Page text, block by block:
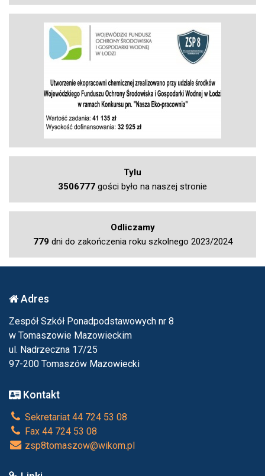
Tylu
3506777 gości było na naszej stronie
Odliczamy
779 dni do zakończenia roku szkolnego 2023/2024
Adres
Zespół Szkół Ponadpodstawowych nr 8
w Tomaszowie Mazowieckim
ul. Nadrzeczna 17/25
97-200 Tomaszów Mazowiecki
Kontakt
Sekretariat 44 724 53 08
Fax 44 724 53 08
zsp8tomaszow@wikom.pl